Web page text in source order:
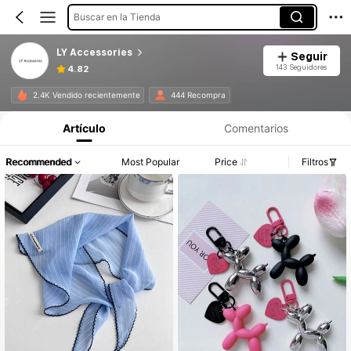
Buscar en la Tienda
LY Accessories
4.82
Seguir
143 Seguidores
2.4K Vendido recientemente 444 Recompra
Artículo Comentarios
Recommended Most Popular Price Filtros